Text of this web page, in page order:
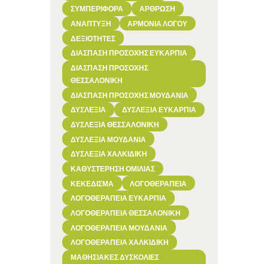
ΣΥΜΠΕΡΙΦΟΡΆ
ΆΡΘΡΩΣΗ
ΑΝΆΠΤΥΞΗ
ΑΡΜΟΝΊΑ ΛΌΓΟΥ
ΔΕΞΙΌΤΗΤΕΣ
ΔΙΆΣΠΑΣΗ ΠΡΟΣΟΧΉΣ ΕΥΚΑΡΠΊΑ
ΔΙΆΣΠΑΣΗ ΠΡΟΣΟΧΉΣ
ΘΕΣΣΑΛΟΝΊΚΗ
ΔΙΆΣΠΑΣΗ ΠΡΟΣΟΧΉΣ ΜΟΥΔΑΝΙΆ
ΔΥΣΛΕΞΊΑ
ΔΥΣΛΕΞΊΑ ΕΥΚΑΡΠΊΑ
ΔΥΣΛΕΞΊΑ ΘΕΣΣΑΛΟΝΊΚΗ
ΔΥΣΛΕΞΊΑ ΜΟΥΔΑΝΙΆ
ΔΥΣΛΕΞΊΑ ΧΑΛΚΙΔΙΚΉ
ΚΑΘΥΣΤΈΡΗΣΗ ΟΜΙΛΊΑΣ
ΚΕΚΕΔΙΣΜΑ
ΛΟΓΟΘΕΡΑΠΕΊΑ
ΛΟΓΟΘΕΡΑΠΕΊΑ ΕΥΚΑΡΠΊΑ
ΛΟΓΟΘΕΡΑΠΕΊΑ ΘΕΣΣΑΛΟΝΊΚΗ
ΛΟΓΟΘΕΡΑΠΕΊΑ ΜΟΥΔΑΝΙΆ
ΛΟΓΟΘΕΡΑΠΕΊΑ ΧΑΛΚΙΔΙΚΉ
ΜΑΘΗΣΙΑΚΈΣ ΔΥΣΚΟΛΊΕΣ